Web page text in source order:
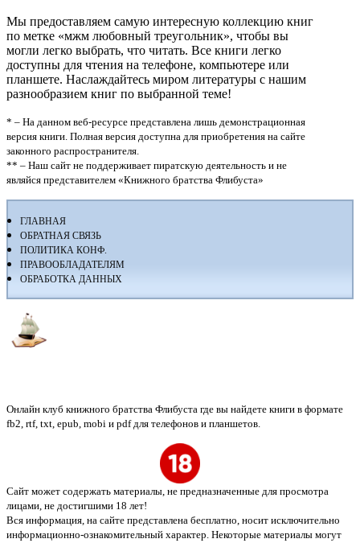
Мы предоставляем самую интересную коллекцию книг
по метке «мжм любовный треугольник», чтобы вы
могли легко выбрать, что читать. Все книги легко
доступны для чтения на телефоне, компьютере или
планшете. Наслаждайтесь миром литературы с нашим
разнообразием книг по выбранной теме!
* – На данном веб-ресурсе представлена лишь демонстрационная
версия книги. Полная версия доступна для приобретения на сайте
законного распространителя.
** – Наш сайт не поддерживает пиратскую деятельность и не
являйся представителем «Книжного братства Флибуста»
ГЛАВНАЯ
ОБРАТНАЯ СВЯЗЬ
ПОЛИТИКА КОНФ.
ПРАВООБЛАДАТЕЛЯМ
ОБРАБОТКА ДАННЫХ
Онлайн клуб книжного братства Флибуста где вы найдете книги в формате
fb2, rtf, txt, epub, mobi и pdf для телефонов и планшетов.
Сайт может содержать материалы, не предназначенные для просмотра
лицами, не достигшими 18 лет!
Вся информация, на сайте представлена бесплатно, носит исключительно
информационно-ознакомительный характер. Некоторые материалы могут